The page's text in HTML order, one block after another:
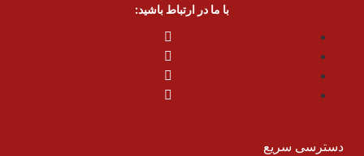
با ما در ارتباط باشید:
دسترسی سریع